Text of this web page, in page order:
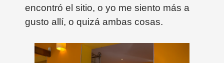
encontró el sitio, o yo me siento más a
gusto allí, o quizá ambas cosas.